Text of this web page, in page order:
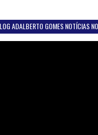
ADALBERTO GOMES NOTÍCIAS